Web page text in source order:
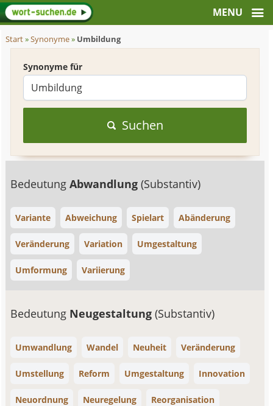
Start»Synonyme» Umbildung
Synonyme für
Suchen
BedeutungAbwandlung(Substantiv)
Variante Abweichung Spielart Abänderung
Veränderung Variation Umgestaltung
Umformung Variierung
Bedeutung Neugestaltung(Substantiv)
Umwandlung Wandel Neuheit Veränderung
Umstellung Reform Umgestaltung Innovation
Neuordnung Neuregelung Reorganisation